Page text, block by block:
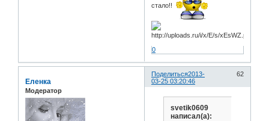
стало!!
0
Поделиться 62
2013-
03-25 03:20:46
Еленка
Модератор
svetik0609
написал(а):